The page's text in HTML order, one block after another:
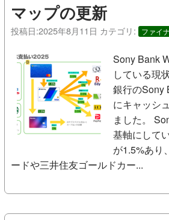
マップの更新
投稿日:2025年8月11日 カテゴリ: ファイ
Sony Bank
している現
銀行のSony
にキャッシ
ました。
基軸にして
が1.5%あり
ードや三井住友ゴールドカー...